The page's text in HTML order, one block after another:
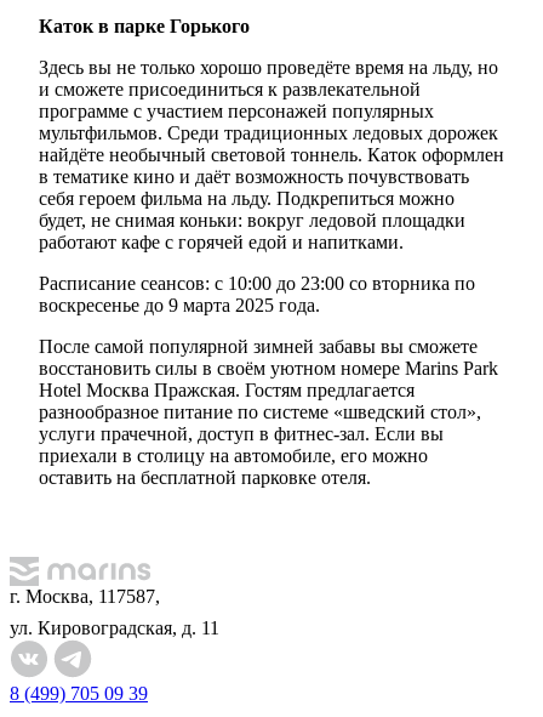
Каток в парке Горького
Здесь вы не только хорошо проведёте время на льду, но
и сможете присоединиться к развлекательной
программе с участием персонажей популярных
мультфильмов. Среди традиционных ледовых дорожек
найдёте необычный световой тоннель. Каток оформлен
в тематике кино и даёт возможность почувствовать
себя героем фильма на льду. Подкрепиться можно
будет, не снимая коньки: вокруг ледовой площадки
работают кафе с горячей едой и напитками.
Расписание сеансов: с 10:00 до 23:00 со вторника по
воскресенье до 9 марта 2025 года.
После самой популярной зимней забавы вы сможете
восстановить силы в своём уютном номере Marins Park
Hotel Москва Пражская. Гостям предлагается
разнообразное питание по системе «шведский стол»,
услуги прачечной, доступ в фитнес-зал. Если вы
приехали в столицу на автомобиле, его можно
оставить на бесплатной парковке отеля.
г. Москва, 117587,
ул. Кировоградская, д. 11
8 (499) 705 09 39